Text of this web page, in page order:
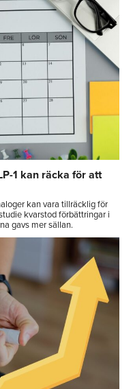
1 kan räcka för att
kan vara tillräcklig för
kvarstod förbättringar i
gavs mer sällan.